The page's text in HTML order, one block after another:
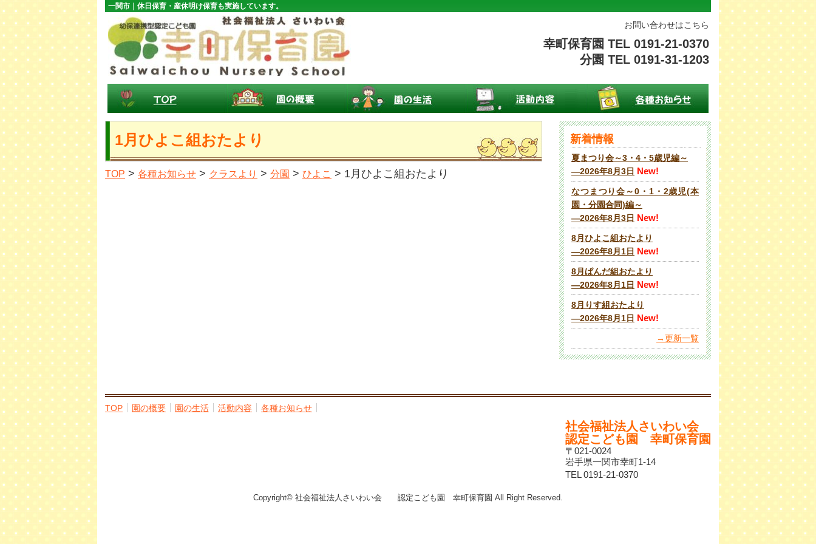
一関市｜休日保育・産休明け保育も実施しています。
お問い合わせはこちら
幸町保育園 TEL 0191-21-0370
分園 TEL 0191-31-1203
1月ひよこ組おたより
TOP > 各種お知らせ > クラスより > 分園 > ひよこ > 1月ひよこ組おたより
新着情報
夏まつり会～3・4・5歳児編～
―2026年8月3日 New!
なつまつり会～0・1・2歳児(本
園・分園合同)編～
―2026年8月3日 New!
8月ひよこ組おたより
―2026年8月1日 New!
8月ぱんだ組おたより
―2026年8月1日 New!
8月りす組おたより
―2026年8月1日 New!
→更新一覧
TOP 園の概要 園の生活 活動内容 各種お知らせ
社会福祉法人さいわい会
認定こども園 幸町保育園
〒021-0024
岩手県一関市幸町1-14
TEL 0191-21-0370
Copyright© 社会福祉法人さいわい会 認定こども園 幸町保育園 All Right Reserved.